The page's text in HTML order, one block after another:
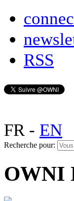
RSS
FR- EN
Recherche pour:
OWNI